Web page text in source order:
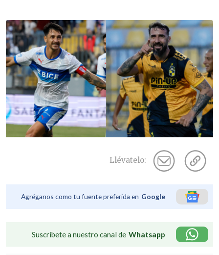
Llévatelo:
Agréganos como tu fuente preferida en Google
Suscríbete a nuestro canal de Whatsapp